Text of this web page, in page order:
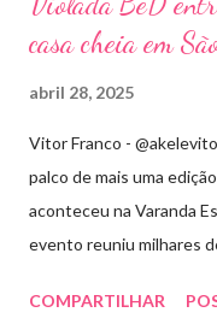
casa cheia em
abril 28, 2025
Vitor Franco -
palco de mais uma
aconteceu na Varanda
evento reuniu milhares
de hits, Bruninho & Davi
COMPARTILHAR